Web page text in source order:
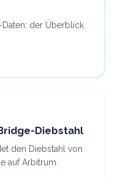
der Überblick
Diebstahl
den Diebstahl von
auf Arbitrum.